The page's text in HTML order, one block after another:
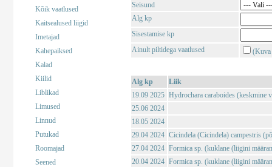
Kõik vaatlused
Kaitsealused liigid
Imetajad
Kahepaiksed
Kalad
Kiilid
Liblikad
Limused
Linnud
Putukad
Roomajad
Seened
Seisund
Alg kp
Sisestamise kp
Ainult piltidega vaatlused
(Kuva
Alg kp
Liik
19.09 2025 Hydrochara caraboides (keskmine
25.06 2024
18.05 2024
29.04 2024 Cicindela (Cicindela) campestris
27.04 2024 Formica sp. (kuklane (liigini
20.04 2024 Formica sp. (kuklane (liigini